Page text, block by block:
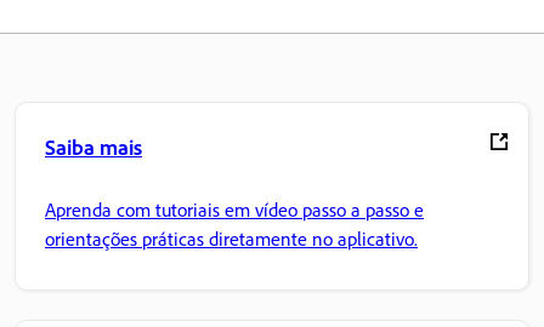
Saiba mais
Aprenda com tutoriais em vídeo passo a passo e
orientações práticas diretamente no aplicativo.